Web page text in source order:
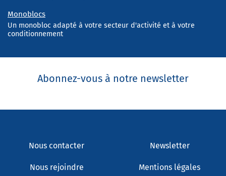
Monoblocs
Un monobloc adapté à votre secteur d'activité et à votre
conditionnement
Abonnez-vous à notre newsletter
Nous contacter Newsletter
Nous rejoindre Mentions légales